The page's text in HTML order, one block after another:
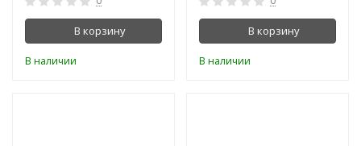
В корзину
В наличии
В корзину
В наличии